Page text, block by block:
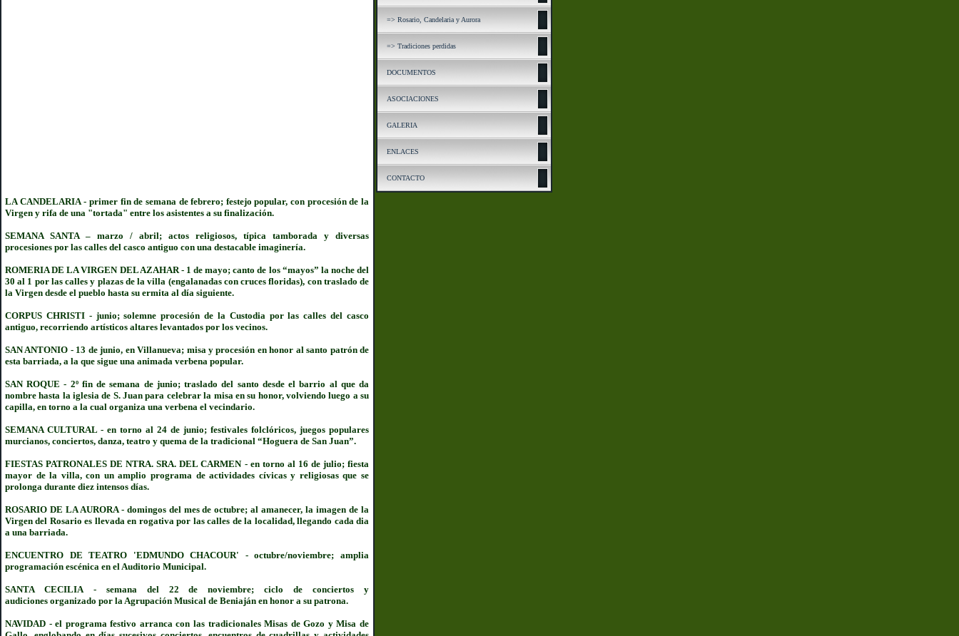
LA CANDELARIA- primer fin de semana de febrero; festejo popular, con procesión de la
Virgen y rifa de una "tortada" entre los asistentes a su finalización.
SEMANA SANTA – marzo / abril; actos religiosos, típica tamborada y diversas
procesiones por las calles del casco antiguo con una destacable imaginería.
ROMERIA DE LA VIRGEN DEL AZAHAR- 1 de mayo; canto de los “mayos” la noche del
30 al 1 por las calles y plazas de la villa (engalanadas con cruces floridas), con traslado de
la Virgen desde el pueblo hasta su ermita al día siguiente.
CORPUS CHRISTI - junio; solemne procesión de la Custodia por las calles del casco
antiguo, recorriendo artísticos altares levantados por los vecinos.
SAN ANTONIO - 13 de junio, en Villanueva; misa y procesión en honor al santo patrón de
esta barriada, a la que sigue una animada verbena popular.
SAN ROQUE- 2º fin de semana de junio; traslado del santo desde el barrio al que da
nombre hasta la iglesia de S. Juan para celebrar la misa en su honor, volviendo luego a su
capilla, en torno a la cual organiza una verbena el vecindario.
SEMANA CULTURAL - en torno al 24 de junio; festivales folclóricos, juegos populares
murcianos, conciertos, danza, teatro y quema de la tradicional “Hoguera de San Juan”.
FIESTAS PATRONALES DE NTRA. SRA. DEL CARMEN - en torno al 16 de julio; fiesta
mayor de la villa, con un amplio programa de actividades cívicas y religiosas que se
prolonga durante diez intensos días.
ROSARIO DE LA AURORA- domingos del mes de octubre; al amanecer, la imagen de la
Virgen del Rosario es llevada en rogativa por las calles de la localidad, llegando cada dia
a una barriada.
ENCUENTRO DE TEATRO 'EDMUNDO CHACOUR' - octubre/noviembre; amplia
programación escénica en el Auditorio Municipal.
SANTA CECILIA - semana del 22 de noviembre; ciclo de conciertos y
audiciones organizado por la Agrupación Musical de Beniaján en honor a su patrona.
NAVIDAD -el programa festivo arranca con las tradicionales Misas de Gozo y Misa de
=> Rosario, Candelaria y Aurora
=> Tradiciones perdidas
DOCUMENTOS
ASOCIACIONES
GALERIA
ENLACES
CONTACTO